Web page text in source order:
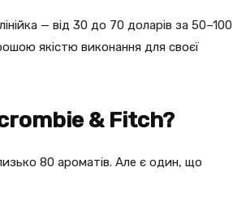
— від 30 до 70 доларів за 50–100
якістю виконання для своєї
& Fitch?
80 ароматів. Але є один, що